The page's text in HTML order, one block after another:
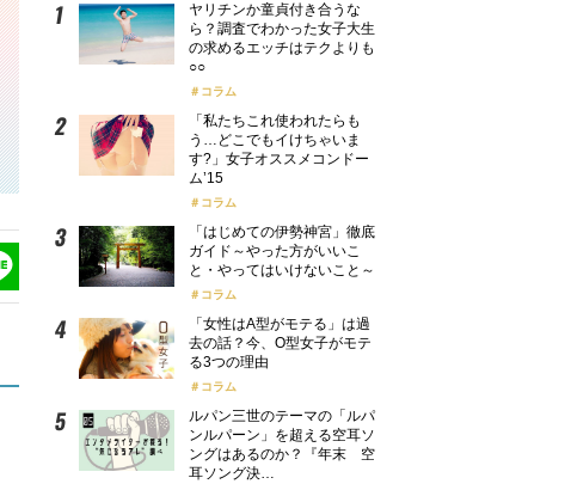
ヤリチンか童貞付き合うな
ら？調査でわかった女子大生
の求めるエッチはテクよりも
○○
コラム
「私たちこれ使われたらも
う…どこでもイけちゃいま
す?」女子オススメコンドー
ム’15
コラム
「はじめての伊勢神宮」徹底
ガイド～やった方がいいこ
と・やってはいけないこと～
コラム
「女性はA型がモテる」は過
去の話？今、O型女子がモテ
る3つの理由
コラム
ルパン三世のテーマの「ルパ
ンルパーン」を超える空耳ソ
ングはあるのか？『年末 空
耳ソング決…